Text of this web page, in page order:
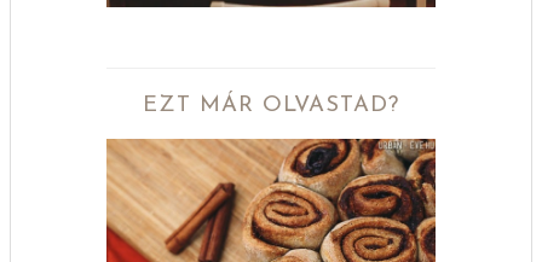
EZT MÁR OLVASTAD?